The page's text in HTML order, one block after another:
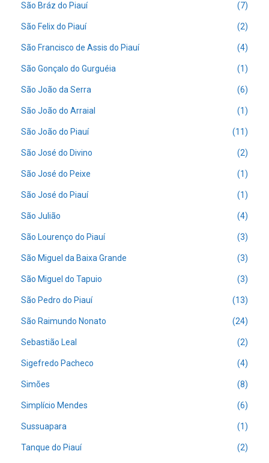
São Bráz do Piauí (7)
São Felix do Piauí (2)
São Francisco de Assis do Piauí (4)
São Gonçalo do Gurguéia (1)
São João da Serra (6)
São João do Arraial (1)
São João do Piauí (11)
São José do Divino (2)
São José do Peixe (1)
São José do Piauí (1)
São Julião (4)
São Lourenço do Piauí (3)
São Miguel da Baixa Grande (3)
São Miguel do Tapuio (3)
São Pedro do Piauí (13)
São Raimundo Nonato (24)
Sebastião Leal (2)
Sigefredo Pacheco (4)
Simões (8)
Simplício Mendes (6)
Sussuapara (1)
Tanque do Piauí (2)